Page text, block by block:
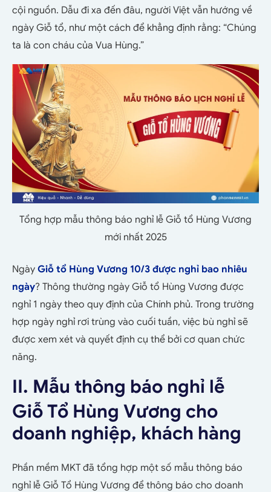
cội nguồn. Dẫu đi xa đến đâu, người Việt vẫn hướng về
ngày Giỗ tổ, như một cách để khẳng định rằng: “Chúng
ta là con cháu của Vua Hùng.”
Tổng hợp mẫu thông báo nghỉ lễ Giỗ tổ Hùng Vương
mới nhất 2025
Ngày Giỗ tổ Hùng Vương 10/3 được nghỉ bao nhiêu
ngày? Thông thường ngày Giỗ tổ Hùng Vương được
nghỉ 1 ngày theo quy định của Chính phủ. Trong trường
hợp ngày nghỉ rơi trùng vào cuối tuần, việc bù nghỉ sẽ
được xem xét và quyết định cụ thể bởi cơ quan chức
năng.
II. Mẫu thông báo nghỉ lễ
Giỗ Tổ Hùng Vương cho
doanh nghiệp, khách hàng
Phần mềm MKT đã tổng hợp một số mẫu thông báo
nghỉ lễ Giỗ Tổ Hùng Vương để thông báo cho doanh